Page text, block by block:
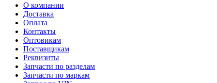
О компании
Доставка
Оплата
Контакты
Оптовикам
Поставщикам
Реквизиты
Запчасти по разделам
Запчасти по маркам